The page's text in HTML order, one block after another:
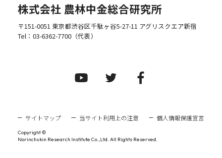
株式会社 農林中金総合研究所
〒151-0051 東京都渋谷区千駄ヶ谷5-27-11 アグリスクエア新宿
Tel： 03-6362-7700（代表）
サイトマップ 当サイト利用上の注意 個人情報保護宣言
Copyright ©
Norinchukin Research Institute Co.,Ltd. All Rights Reserved.